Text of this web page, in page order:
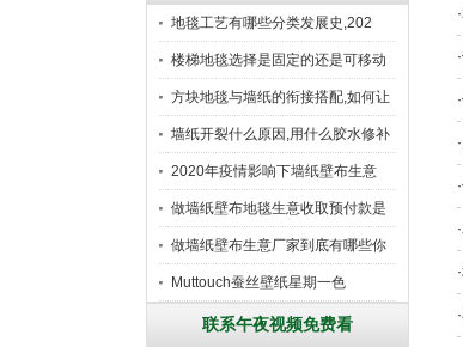
地毯工艺有哪些分类发展史,202
楼梯地毯选择是固定的还是可移动
好
方块地毯与墙纸的衔接搭配,如何让
墙纸开裂什么原因,用什么胶水修补
2020年疫情影响下墙纸壁布生意
做墙纸壁布地毯生意收取预付款是
行
做墙纸壁布生意厂家到底有哪些你
所
Muttouch蚕丝壁纸星期一色
联系午夜视频免费看
·
·
·
·
·
·
·
·